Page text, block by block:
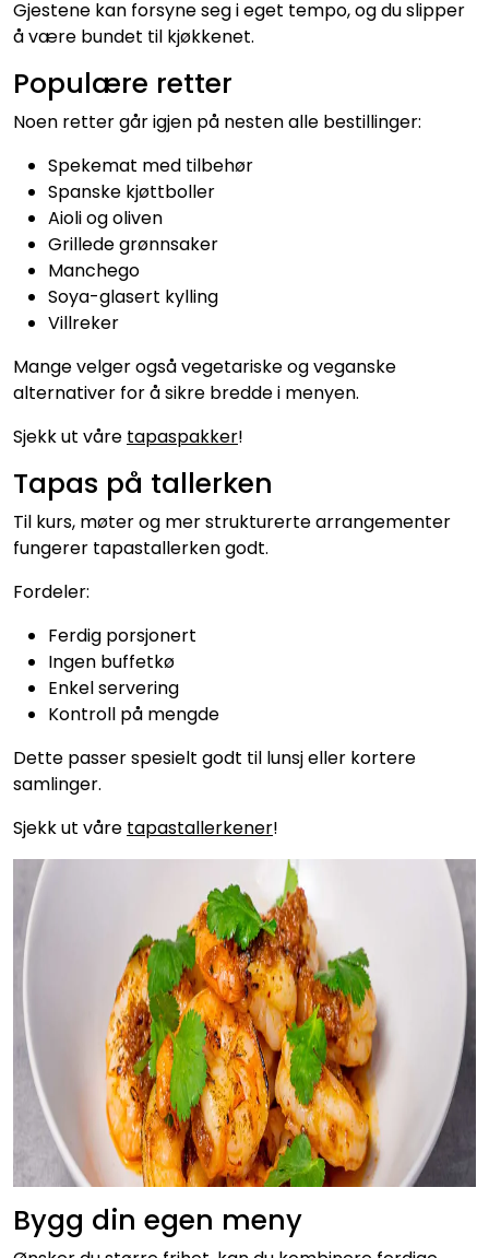
Gjestene kan forsyne seg i eget tempo, og du slipper
å være bundet til kjøkkenet.
Populære retter
Noen retter går igjen på nesten alle bestillinger:
Spekemat med tilbehør
Spanske kjøttboller
Aioli og oliven
Grillede grønnsaker
Manchego
Soya-glasert kylling
Villreker
Mange velger også vegetariske og veganske
alternativer for å sikre bredde i menyen.
Sjekk ut våre tapaspakker!
Tapas på tallerken
Til kurs, møter og mer strukturerte arrangementer
fungerer tapastallerken godt.
Fordeler:
Ferdig porsjonert
Ingen buffetkø
Enkel servering
Kontroll på mengde
Dette passer spesielt godt til lunsj eller kortere
samlinger.
Sjekk ut våre tapastallerkener!
Bygg din egen meny
Bestselgere
Konfirmasjon
Minnestund
Påsmurt
Konditori
Grillmat